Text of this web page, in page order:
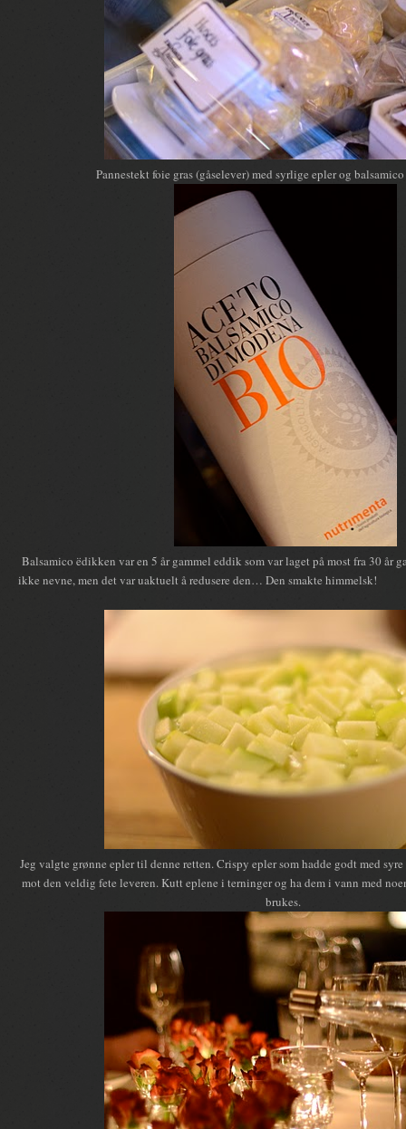
Pannestekt foie gras (gåselever) med syrlige epler og
Balsamico ëdikken var en 5 år gammel eddik som var laget på most fra 30 år
ikke nevne, men det var uaktuelt å redusere den… Den smakte himmelsk!
Jeg valgte grønne epler til denne retten. Crispy epler som hadde godt med
mot den veldig fete leveren. Kutt eplene i terninger og ha dem i vann med
brukes.